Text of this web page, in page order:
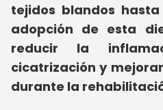
tejidos blandos
adopción de esta
reducir la
cicatrización y
durante la